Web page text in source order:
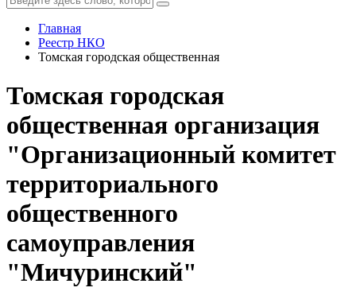
Главная
Реестр НКО
Томская городская общественная
Томская городская
общественная организация
"Организационный комитет
территориального
общественного
самоуправления
"Мичуринский"